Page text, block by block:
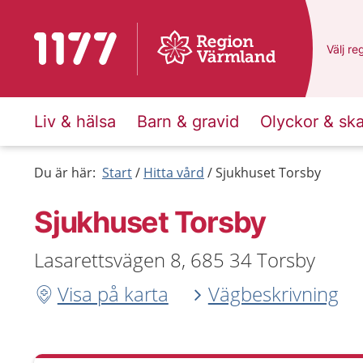
Till startsidan för 1177 Du
Välj
Liv & hälsa Barn & gravid Olyckor &
Du är här: Start Hitta vård Sjukhuset Torsby
Sjukhuset Torsby
Lasarettsvägen 8, 685 34 Torsby
Visa på karta
Vägbeskrivning